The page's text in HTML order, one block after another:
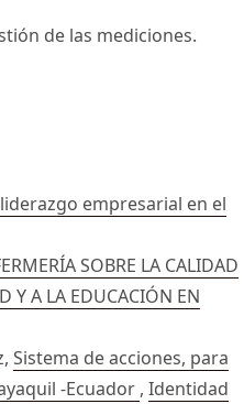
de las mediciones.
empresarial en el
SOBRE LA CALIDAD
A LA EDUCACIÓN EN
Sistema de acciones, para
-Ecuador ,Identidad